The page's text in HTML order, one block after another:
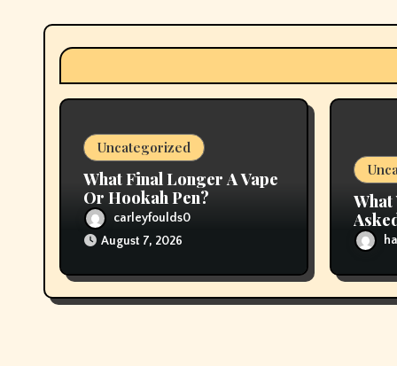
Uncategorized
What Final Longer A Vape
Or Hookah Pen?
carleyfoulds0
August 7, 2026
What